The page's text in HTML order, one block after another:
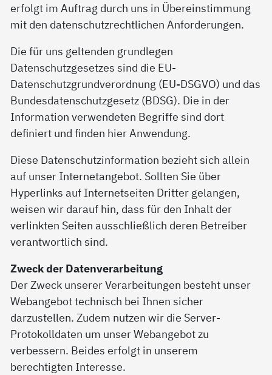
erfolgt im Auftrag durch uns in Übereinstimmung
mit den datenschutzrechtlichen Anforderungen.
Die für uns geltenden grundlegen
Datenschutzgesetzes sind die EU-
Datenschutzgrundverordnung (EU-DSGVO) und das
Bundesdatenschutzgesetz (BDSG). Die in der
Information verwendeten Begriffe sind dort
definiert und finden hier Anwendung.
Diese Datenschutzinformation bezieht sich allein
auf unser Internetangebot. Sollten Sie über
Hyperlinks auf Internetseiten Dritter gelangen,
weisen wir darauf hin, dass für den Inhalt der
verlinkten Seiten ausschließlich deren Betreiber
verantwortlich sind.
Zweck der Datenverarbeitung
Der Zweck unserer Verarbeitungen besteht unser
Webangebot technisch bei Ihnen sicher
darzustellen. Zudem nutzen wir die Server-
Protokolldaten um unser Webangebot zu
verbessern. Beides erfolgt in unserem
berechtigten Interesse.